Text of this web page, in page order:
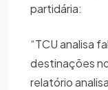
partidária:
“TCU analisa
destinações
relatório